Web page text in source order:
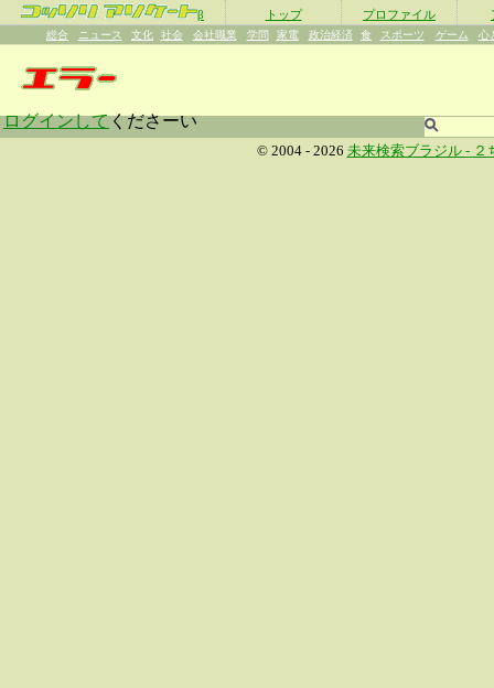
β トップ プロファイル
総合 ニュース 文化 社会 会社職業 学問 家電 政治経済 食 スポーツ ゲーム 心
ログインしてくださーい
© 2004 - 2026 未来検索ブラジル - ２